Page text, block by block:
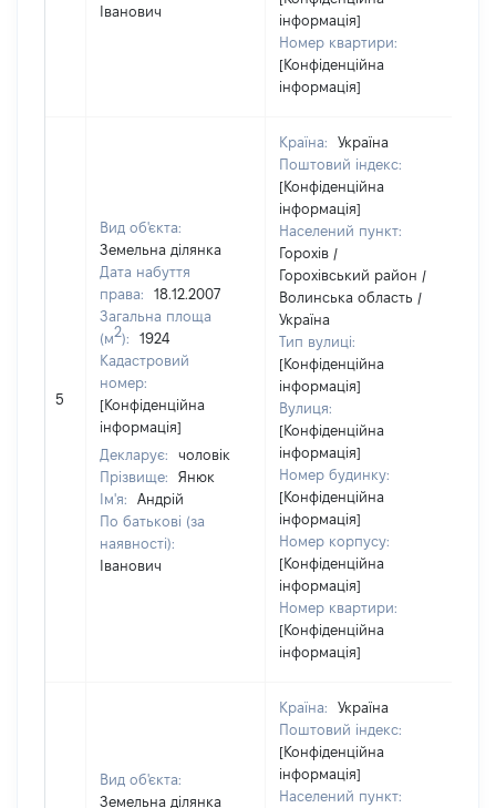
Іванович
інформація]
Номер квартири:
[Конфіденційна
інформація]
5
Вид об'єкта:
Земельна ділянка
Дата набуття
права:
18.12.2007
Загальна площа
(м2):
1924
Кадастровий
номер:
[Конфіденційна
інформація]
Декларує:
чоловік
Прізвище:
Янюк
Ім'я:
Андрій
По батькові (за
наявності):
Іванович
Країна:
Україна
Поштовий індекс:
[Конфіденційна
інформація]
Населений пункт:
Горохів /
Горохівський район /
Волинська область /
Україна
Тип вулиці:
[Конфіденційна
інформація]
Вулиця:
[Конфіденційна
інформація]
Номер будинку:
[Конфіденційна
інформація]
Номер корпусу:
[Конфіденційна
інформація]
Номер квартири:
[Конфіденційна
інформація]
Вид об'єкта:
Земельна ділянка
Країна:
Україна
Поштовий індекс:
[Конфіденційна
інформація]
Населений пункт: